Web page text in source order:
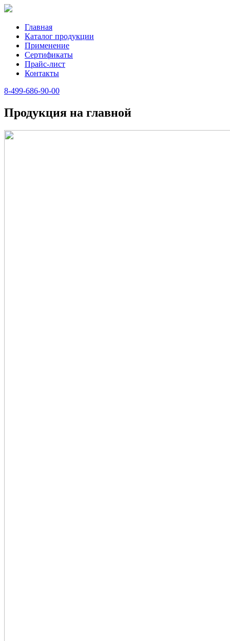
Главная
Каталог продукции
Применение
Сертификаты
Прайс-лист
Контакты
8-499-686-90-00
Продукция на главной